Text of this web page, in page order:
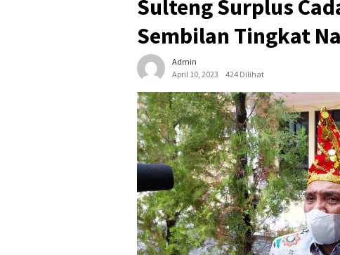
Sulteng Surplus
Sembilan Tingkat
Admin
April 10, 2023
424 Dilihat